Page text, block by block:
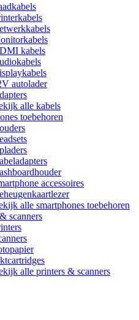
kabels
autolader
alle kabels
toebehoren
accessoires
alle smartphones toebehoren
scanners
alle printers & scanners